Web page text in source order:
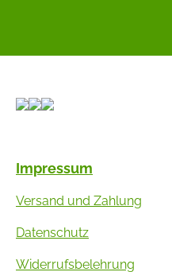
Impressum
Versand und Zahlung
Datenschutz
Widerrufsbelehrung